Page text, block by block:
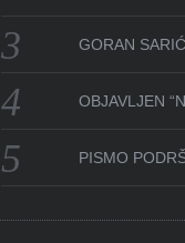
GORAN
OBJAVLJEN
PISMO